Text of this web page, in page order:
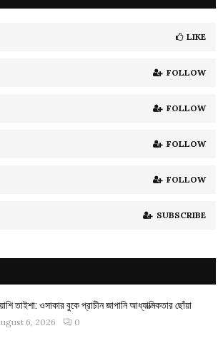
H
LIKE
FOLLOW
FOLLOW
FOLLOW
FOLLOW
SUBSCRIBE
তাইশা: ওসাকার বুকে প্রাচীন জাপানি আধ্যাত্মিকতার ছোঁয়া
6, 2026 0